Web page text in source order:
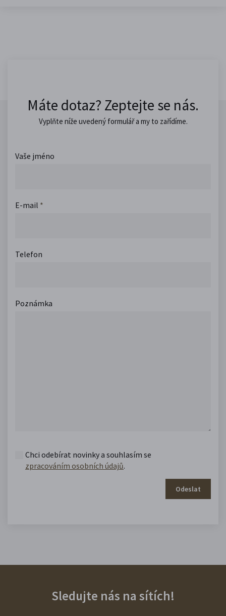
Máte dotaz? Zeptejte se nás.
Vyplňte níže uvedený formulář a my to zařídíme.
Vaše jméno
E-mail *
Telefon
Poznámka
Chci odebírat novinky a souhlasím se
zpracováním osobních údajů.
Odeslat
Sledujte nás na sítích!